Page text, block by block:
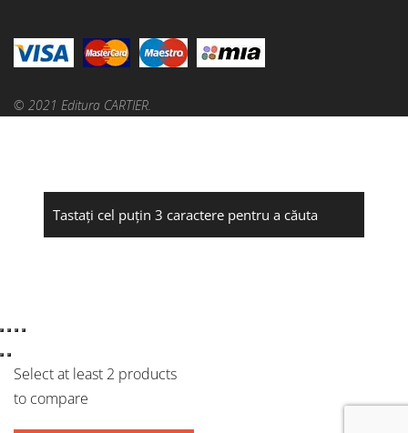
© 2021 Editura CARTIER.
Select at least 2 products
to compare